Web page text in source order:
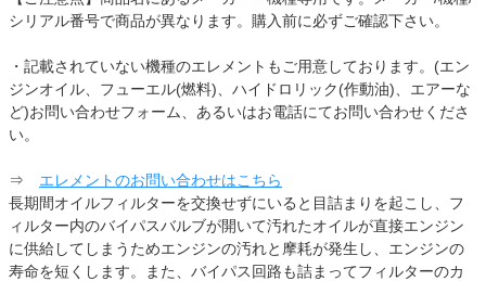
シリアル番号で商品が異なります。購入前に必ずご確認下さい。
・記載されていない機種のエレメントもご用意しております。(エン
ジンオイル、フューエル(燃料)、ハイドロリック(作動油)、エアーな
ど)お問い合わせフォーム、あるいはお電話にてお問い合わせくださ
い。
⇒ エレメントのお問い合わせはこちら
長期間オイルフィルターを交換せずにいると目詰まりを起こし、フ
ィルター内のバイパスバルブが開いて汚れたオイルが直接エンジン
に供給してしまうためエンジンの汚れと摩耗が発生し、エンジンの
寿命を短くします。また、バイパス回路も詰まってフィルターのカ